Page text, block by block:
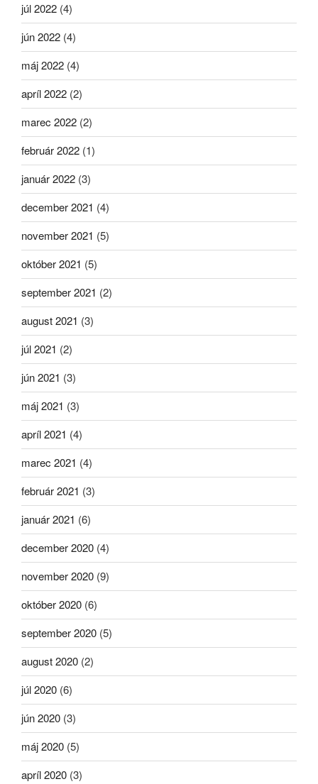
júl 2022 (4)
jún 2022 (4)
máj 2022 (4)
apríl 2022 (2)
marec 2022 (2)
február 2022 (1)
január 2022 (3)
december 2021 (4)
november 2021 (5)
október 2021 (5)
september 2021 (2)
august 2021 (3)
júl 2021 (2)
jún 2021 (3)
máj 2021 (3)
apríl 2021 (4)
marec 2021 (4)
február 2021 (3)
január 2021 (6)
december 2020 (4)
november 2020 (9)
október 2020 (6)
september 2020 (5)
august 2020 (2)
júl 2020 (6)
jún 2020 (3)
máj 2020 (5)
apríl 2020 (3)